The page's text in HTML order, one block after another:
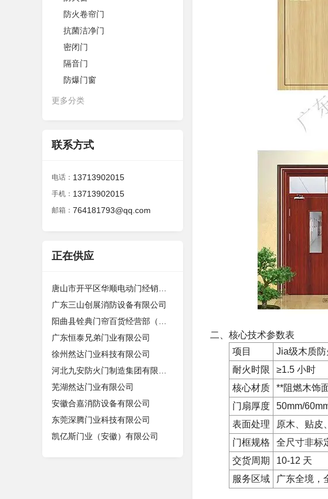
防火卷帘门
抗菌洁净门
密闭门
隔音门
防爆门窗
更多分类
联系方式
电话： 13713902015
手机： 13713902015
邮箱： 764181793@qq.com
正在供应
广东三山创展消防设备有限公司
广东恒泰兄弟门业有限公司
徐州然达门业科技有限公司
芜湖然达门业有限公司
安徽合嘉消防设备有限公司
东莞深腾门业科技有限公司
凯亿斯门业（安徽）有限公司
二、核心技术参数表
项目
Jia级木质防
耐火时限
≥1.5 小时
核心材质
**阻燃木饰
门扇厚度
50mm/
表面处理
原木、贴皮
门框规格
全尺寸非标
交货周期
10-12 天
服务区域
广东全境，